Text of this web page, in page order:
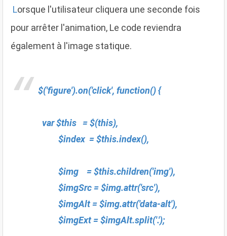
Lorsque l'utilisateur cliquera une seconde fois
pour arrêter l'animation, Le code reviendra
également à l'image statique.
$('figure').on('click', function() {
var $this = $(this),
$index = $this.index(),
$img = $this.children('img'),
$imgSrc = $img.attr('src'),
$imgAlt = $img.attr('data-alt'),
$imgExt = $imgAlt.split('.');